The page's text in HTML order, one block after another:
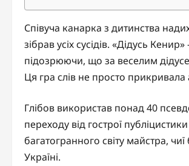
Співуча канарка з дитинства
зібрав усіх сусідів. «Дідусь
підозрюючи, що за веселим
Ця гра слів не просто
Глібов використав понад 40
переходу від гострої
багатогранного світу майстра,
Україні.